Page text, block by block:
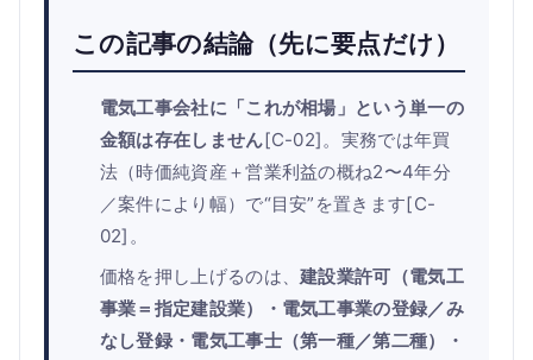
この記事の結論（先に要点だけ）
電気工事会社に「これが相場」という単一の
金額は存在しません[C-02]。実務では年買
法（時価純資産＋営業利益の概ね2〜4年分
／案件により幅）で“目安”を置きます[C-
02]。
価格を押し上げるのは、建設業許可（電気工
事業＝指定建設業）・電気工事業の登録／み
なし登録・電気工事士（第一種／第二種）・